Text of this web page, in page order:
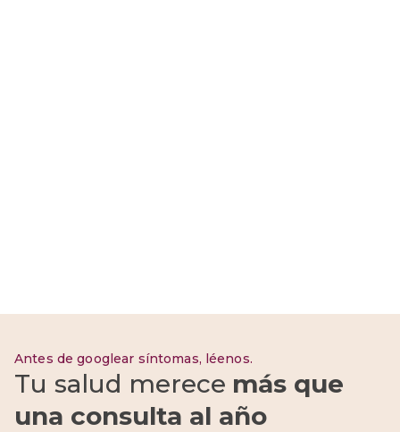
Antes de googlear síntomas, léenos.
Tu salud merece más que
una consulta al año